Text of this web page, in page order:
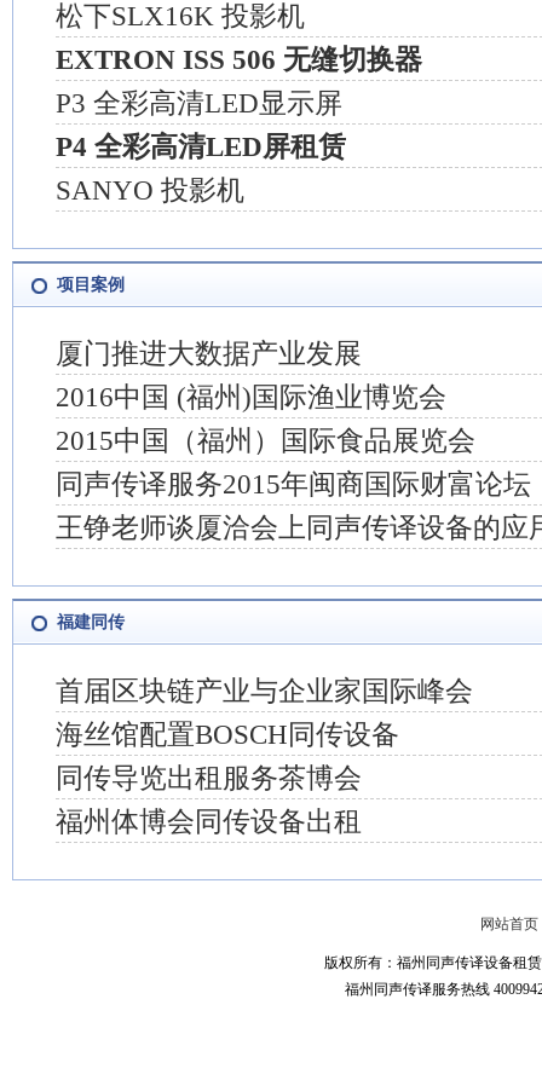
松下SLX16K 投影机
EXTRON ISS 506 无缝切换器
P3 全彩高清LED显示屏
P4 全彩高清LED屏租赁
SANYO 投影机
项目案例
厦门推进大数据产业发展
2016中国 (福州)国际渔业博览会
2015中国（福州）国际食品展览会
同声传译服务2015年闽商国际财富论坛
王铮老师谈厦洽会上同声传译设备的应
福建同传
首届区块链产业与企业家国际峰会
海丝馆配置BOSCH同传设备
同传导览出租服务茶博会
福州体博会同传设备出租
网站首页
版权所有：福州同声传译设备租
福州同声传译服务热线